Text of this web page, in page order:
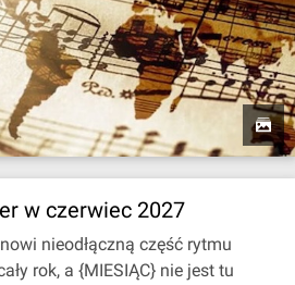
w czerwiec 2027
nieodłączną część rytmu
rok, a {MIESIĄC} nie jest tu